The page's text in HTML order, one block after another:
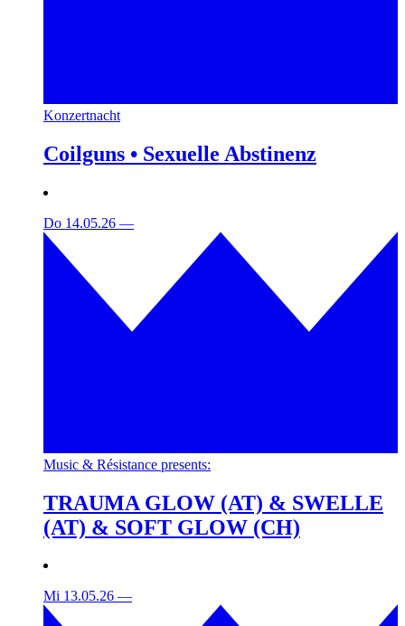
Konzertnacht
Coilguns • Sexuelle Abstinenz
Do 14.05.26 —
Music & Résistance presents:
TRAUMA GLOW (AT) & SWELLE
(AT) & SOFT GLOW (CH)
Mi 13.05.26 —